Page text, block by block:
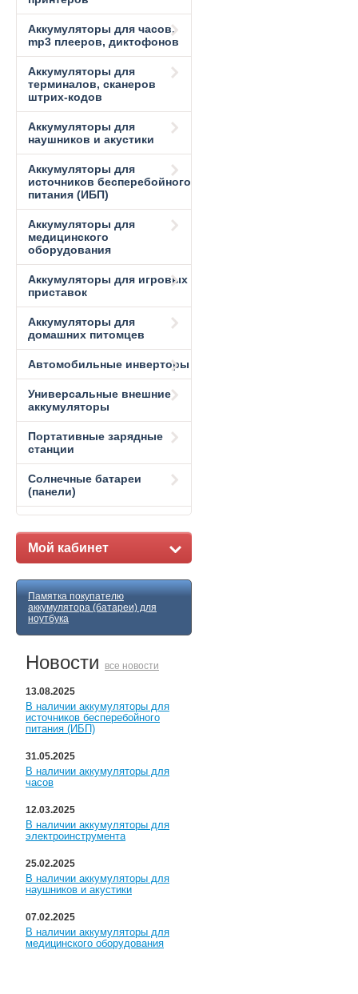
Аккумуляторы для часов,
mp3 плееров, диктофонов
Аккумуляторы для
терминалов, сканеров
штрих-кодов
Аккумуляторы для
наушников и акустики
Аккумуляторы для
источников бесперебойного
питания (ИБП)
Аккумуляторы для
медицинского
оборудования
Аккумуляторы для игровых
приставок
Аккумуляторы для
домашних питомцев
Автомобильные инверторы
Универсальные внешние
аккумуляторы
Портативные зарядные
станции
Солнечные батареи
(панели)
Мой кабинет
Памятка покупателю
аккумулятора (батареи) для
ноутбука
Новости все новости
13.08.2025
В наличии аккумуляторы для
источников бесперебойного
питания (ИБП)
31.05.2025
В наличии аккумуляторы для
часов
12.03.2025
В наличии аккумуляторы для
электроинструмента
25.02.2025
В наличии аккумуляторы для
наушников и акустики
07.02.2025
В наличии аккумуляторы для
медицинского оборудования